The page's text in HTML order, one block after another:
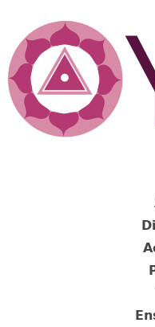
navigation